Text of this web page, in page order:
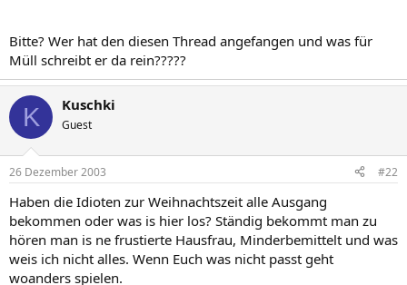
Bitte? Wer hat den diesen Thread angefangen und was für
Müll schreibt er da rein?????
K Kuschki
Guest
26 Dezember 2003 #22
Haben die Idioten zur Weihnachtszeit alle Ausgang
bekommen oder was is hier los? Ständig bekommt man zu
hören man is ne frustierte Hausfrau, Minderbemittelt und was
weis ich nicht alles. Wenn Euch was nicht passt geht
woanders spielen.